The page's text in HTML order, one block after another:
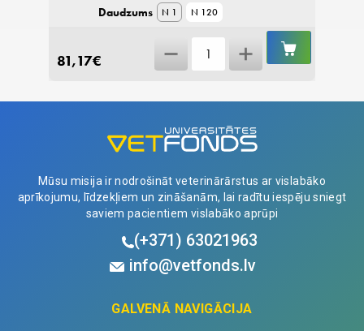
GROZĀ
Daudzums N 1 N 120
81,17€
Taurenis
mm),
ar
8
cm
Mūsu misija ir nodrošināt veterinārārstus ar vislabāko
aprīkojumu, līdzekļiem un zināšanām, lai radītu iespēju sniegt
saviem pacientiem vislabāko aprūpi
(+371) 63021963
info@vetfonds.lv
GALVENĀ NAVIGĀCIJA